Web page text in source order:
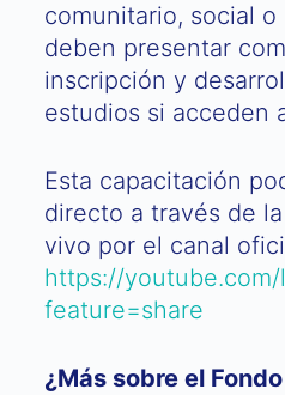
comunitario, social
deben presentar
inscripción y
estudios si acceden
Esta capacitación
directo a través de
vivo por el canal
https://
feature=share
¿Más sobre el